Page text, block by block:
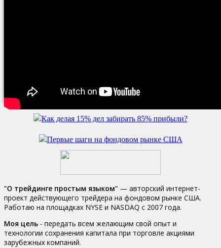
оставьте о ней свой
"О трейдинге простым языком" — авторский интернет-
проект действующего трейдера на фондовом рынке США.
Работаю на площадках NYSE и NASDAQ c 2007 года.
Моя цель - передать всем желающим свой опыт и
технологии сохранения капитала при торговле акциями
зарубежных компаний.